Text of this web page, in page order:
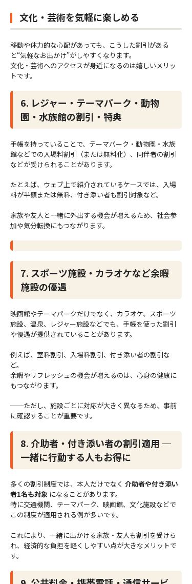
文化・芸術を気軽に楽しめる
移動や体力的な心配があっても、こうした割引がある
と“気軽なお出かけ”がしやすくなります。
文化・芸術へのアクセスが身近になるのは嬉しいメリッ
トです。
6. レジャー・テーマパーク・動物
園・水族館の割引・特典
手帳を持っていることで、テーマパーク・動物園・水族
館などでの入場料割引（または無料化）、同伴者の割引
などが受けられることがあります。
たとえば、ウェブ上で紹介されているケースでは、入場
料が半額または無料、付き添い者も割引対象など。
家族や友人と一緒に外出する機会が増えるため、社会参
加や気分転換にもつながります。
7. スポーツ施設・カラオケなど余暇
施設の優遇
映画館やテーマパークだけでなく、カラオケ、スポーツ
施設、温泉、レジャー施設などでも、手帳を使った割引
や優遇が提供されていることがあります。
例えば、室料割引、入場料割引、付き添い者の割引な
ど。
余暇やリフレッシュの機会が増えるのは、心身の健康に
もつながります。
──ただし、施設ごとに対応が大きく異なるため、事前
に確認することが重要です。
8. 介助者・付き添い者の割引適用 ─
一緒に行動する人もお得に
多くの割引制度では、本人だけでなく 介助者や付き添い
者1名も対象 になることがあります。
特に交通機関、テーマパーク、映画館、文化施設などで
この制度が適用される例が多いです。
これにより、一緒に出かける家族・友人も割引を受けら
れ、経済的な負担を軽くしやすい点が大きなメリットで
す。